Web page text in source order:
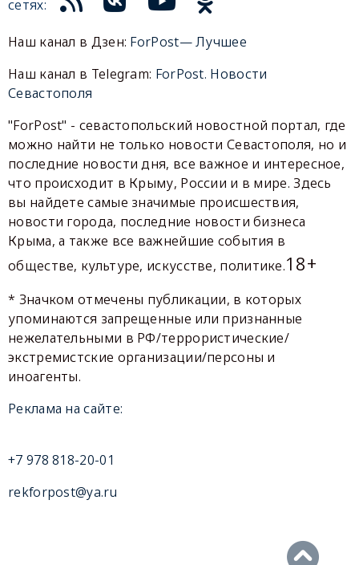
сетях:
Наш канал в Дзен: ForPost— Лучшее
Наш канал в Telegram: ForPost. Новости
Севастополя
"ForPost" - севастопольский новостной портал, где
можно найти не только новости Севастополя, но и
последние новости дня, все важное и интересное,
что происходит в Крыму, России и в мире. Здесь
вы найдете самые значимые происшествия,
новости города, последние новости бизнеса
Крыма, а также все важнейшие события в
обществе, культуре, искусстве, политике.18+
* Значком отмечены публикации, в которых
упоминаются запрещенные или признанные
нежелательными в РФ/террористические/
экстремистские организации/персоны и
иноагенты.
Реклама на сайте:
+7 978 818-20-01
rekforpost@ya.ru